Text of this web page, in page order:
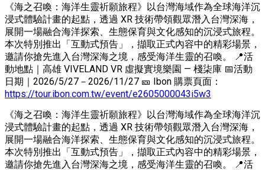
《海之召喚：海洋生靈祈願旅程》以台灣海域作為全球海洋沉
浸式體驗計畫的起點，透過 XR 技術帶領觀眾潛入台灣深海，
展開一場融合海洋探索、生態保育與文化感知的沉浸式旅程。
本次特別推出「互動式預告」，擷取正式內容中的精彩場景，
邀請你搶先進入台灣深海之境，感受海洋生靈的召喚。 📍活
動地點｜高雄 VIVELAND VR 虛擬實境樂園 — 棧柒庫 📅活動
日期｜2026/5/27－2026/11/27 🎫 Ibon 購票頁面：
https://tour.ibon.com.tw/event/e2605000043i5w3
《海之召喚：海洋生靈祈願旅程》以台灣海域作為全球海洋沉
浸式體驗計畫的起點，透過 XR 技術帶領觀眾潛入台灣深海，
展開一場融合海洋探索、生態保育與文化感知的沉浸式旅程。
本次特別推出「互動式預告」，擷取正式內容中的精彩場景，
邀請你搶先進入台灣深海之境，感受海洋生靈的召喚。 📍活